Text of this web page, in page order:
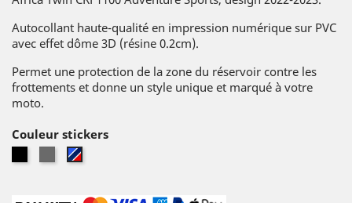
Autocollant haute-qualité en impression numérique sur PVC
avec effet dôme 3D (résine 0.2cm).
Permet une protection de la zone du réservoir contre les
frottements et donne un style unique et marqué à votre
moto.
Couleur stickers
Gris Tricolore